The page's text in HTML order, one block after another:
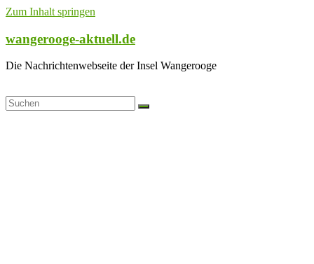
Zum Inhalt springen
wangerooge-aktuell.de
Die Nachrichtenwebseite der Insel Wangerooge